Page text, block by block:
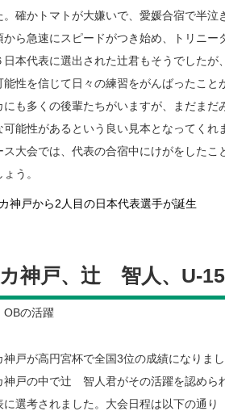
。確かトマトが大嫌いで、愛媛合宿で半
から急速にスピードがつき始め、トリニ
日本代表に選出された辻君もそうでした
性を信じて日々の練習をがんばったこと
にも多くの後輩たちがいますが、まだま
能性があるという良い見本となってくれ
ス大会では、代表の合宿中にけがをした
う。
神戸、辻 智人、U-15
OBの活躍
神戸が高円宮杯で全国3位の成績になりま
神戸の中で辻 智人君がその活躍を認めら
に選考されました。大会日程は以下の通り